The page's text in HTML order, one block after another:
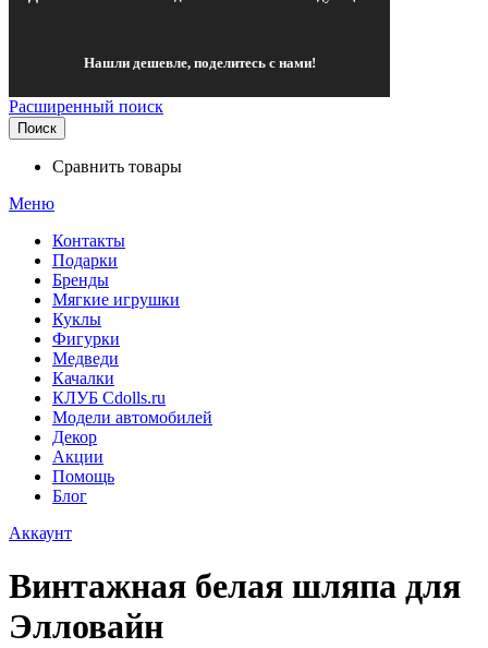
Нашли дешевле, поделитесь с нами!
Расширенный поиск
Поиск
Сравнить товары
Меню
Контакты
Подарки
Бренды
Мягкие игрушки
Куклы
Фигурки
Медведи
Качалки
КЛУБ Cdolls.ru
Модели автомобилей
Декор
Акции
Помощь
Блог
Аккаунт
Винтажная белая шляпа для
Элловайн